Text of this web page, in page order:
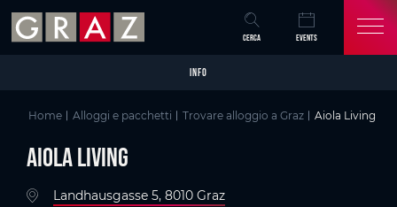
Skip to main content
Skip to table of contents
Skip to main navigation
CERCA EVENTS
INFO
Home Alloggi e pacchetti Trovare alloggio a Graz Aiola Living
Aiola Living
Landhausgasse 5, 8010 Graz